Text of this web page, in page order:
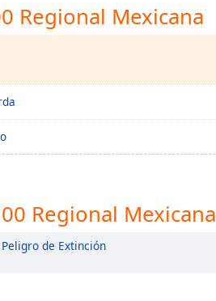
Regional Mexicana
Regional Mexicana
de Extinción